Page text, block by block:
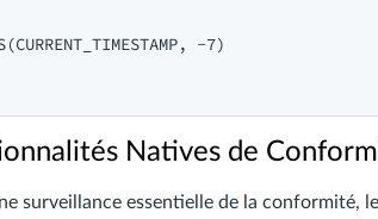
-7)
Natives de
surveillance essentielle de la conformité,